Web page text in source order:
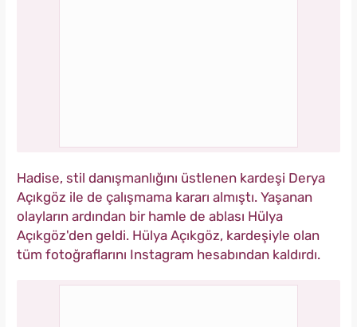
Hadise, stil danışmanlığını üstlenen kardeşi Derya
Açıkgöz ile de çalışmama kararı almıştı. Yaşanan
olayların ardından bir hamle de ablası Hülya
Açıkgöz'den geldi. Hülya Açıkgöz, kardeşiyle olan
tüm fotoğraflarını Instagram hesabından kaldırdı.